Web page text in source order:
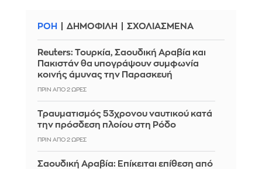
ΡΟΗ ΔΗΜΟΦΙΛΗ ΣΧΟΛΙΑΣΜΕΝΑ
Reuters: Τουρκία, Σαουδική Αραβία και
Πακιστάν θα υπογράψουν συμφωνία
κοινής άμυνας την Παρασκευή
ΠΡΙΝ ΑΠΌ 2 ΏΡΕΣ
Τραυματισμός 53χρονου ναυτικού κατά
την πρόσδεση πλοίου στη Ρόδο
ΠΡΙΝ ΑΠΌ 2 ΏΡΕΣ
Σαουδική Αραβία: Επίκειται επίθεση από